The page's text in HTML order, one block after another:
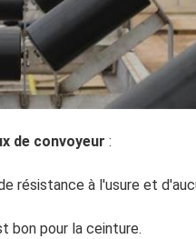
de convoyeur :
résistance à l'usure et
bon pour la ceinture.